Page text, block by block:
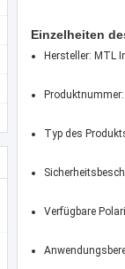
Einzelheiten
Hersteller: MTL
Typ des
Verfügbare